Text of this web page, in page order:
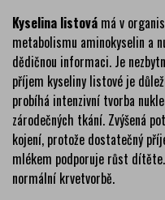
Kyselina listová má v
metabolismu aminokyselin a
dědičnou informaci. Je
příjem kyseliny listové je
probíhá intenzivní tvorba
zárodečných tkání. Zvýšená
kojení, protože dostatečný
mlékem podporuje růst
normální krvetvorbě.